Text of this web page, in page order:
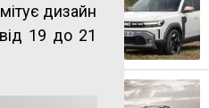
дизайн
19 до 21